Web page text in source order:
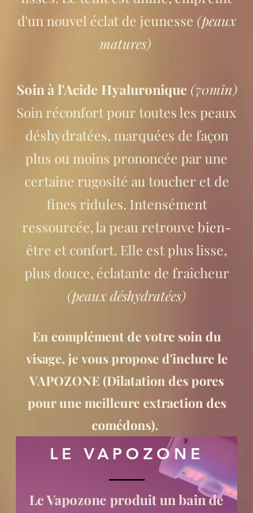
d'un nouvel éclat de jeunesse (peaux
matures)
Soin à l'Acide Hyaluronique (70min)
Soin réconfort pour toutes les peaux
déshydratées, marquées de façon
plus ou moins prononcée par une
certaine rugosité au toucher et de
fines ridules. Intensément
ressourcée, la peau retrouve bien-
être et confort. Elle est plus lisse,
plus douce, éclatante de fraîcheur
(peaux déshydratées)
En complément de votre soin du
visage, je vous propose d'inclure le
VAPOZONE (Dilatation des pores
pour une meilleure extraction des
comédons).
LE VAPOZONE
Le Vapozone produit un bain de